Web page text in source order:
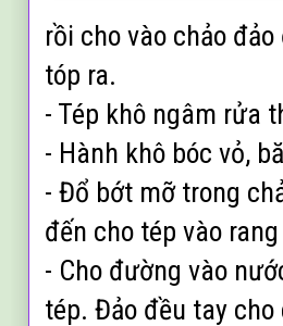
rồi cho vào chảo
tóp ra.
- Tép khô ngâm rửa
- Hành khô bóc vỏ,
- Đổ bớt mỡ trong
đến cho tép vào
- Cho đường vào
tép. Đảo đều tay